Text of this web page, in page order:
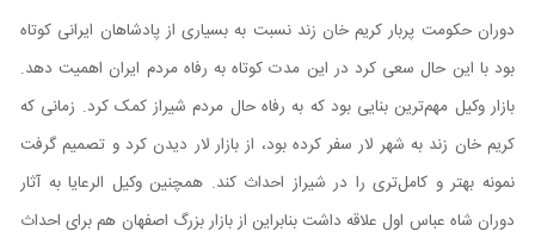
دوران حکومت پربار کریم خان زند نسبت به بسیاری از پادشاهان ایرانی کوتاه
بود با این حال سعی کرد در این مدت کوتاه به رفاه مردم ایران اهمیت دهد.
بازار وکیل مهم‌ترین بنایی بود که به رفاه حال مردم شیراز کمک کرد. زمانی که
کریم خان زند به شهر لار سفر کرده بود، از بازار لار دیدن کرد و تصمیم گرفت
نمونه بهتر و کامل‌تری را در شیراز احداث کند. همچنین وکیل الرعایا به آثار
دوران شاه عباس اول علاقه داشت بنابراین از بازار بزرگ اصفهان هم برای احداث